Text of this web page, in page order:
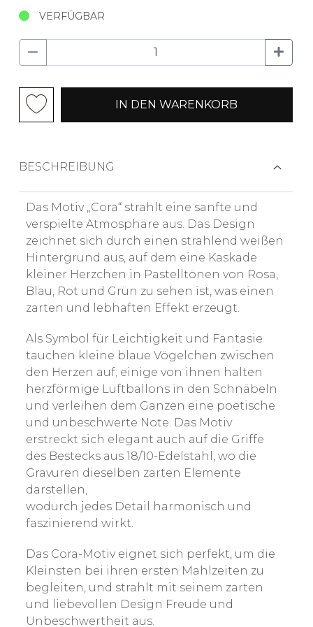
VERFÜGBAR
IN DEN WARENKORB
BESCHREIBUNG
Das Motiv „Cora“ strahlt eine sanfte und
verspielte Atmosphäre aus. Das Design
zeichnet sich durch einen strahlend weißen
Hintergrund aus, auf dem eine Kaskade
kleiner Herzchen in Pastelltönen von Rosa,
Blau, Rot und Grün zu sehen ist, was einen
zarten und lebhaften Effekt erzeugt.
Als Symbol für Leichtigkeit und Fantasie
tauchen kleine blaue Vögelchen zwischen
den Herzen auf; einige von ihnen halten
herzförmige Luftballons in den Schnäbeln
und verleihen dem Ganzen eine poetische
und unbeschwerte Note. Das Motiv
erstreckt sich elegant auch auf die Griffe
des Bestecks aus 18/10-Edelstahl, wo die
Gravuren dieselben zarten Elemente
darstellen,
wodurch jedes Detail harmonisch und
faszinierend wirkt.
Das Cora-Motiv eignet sich perfekt, um die
Kleinsten bei ihren ersten Mahlzeiten zu
begleiten, und strahlt mit seinem zarten
und liebevollen Design Freude und
Unbeschwertheit aus.